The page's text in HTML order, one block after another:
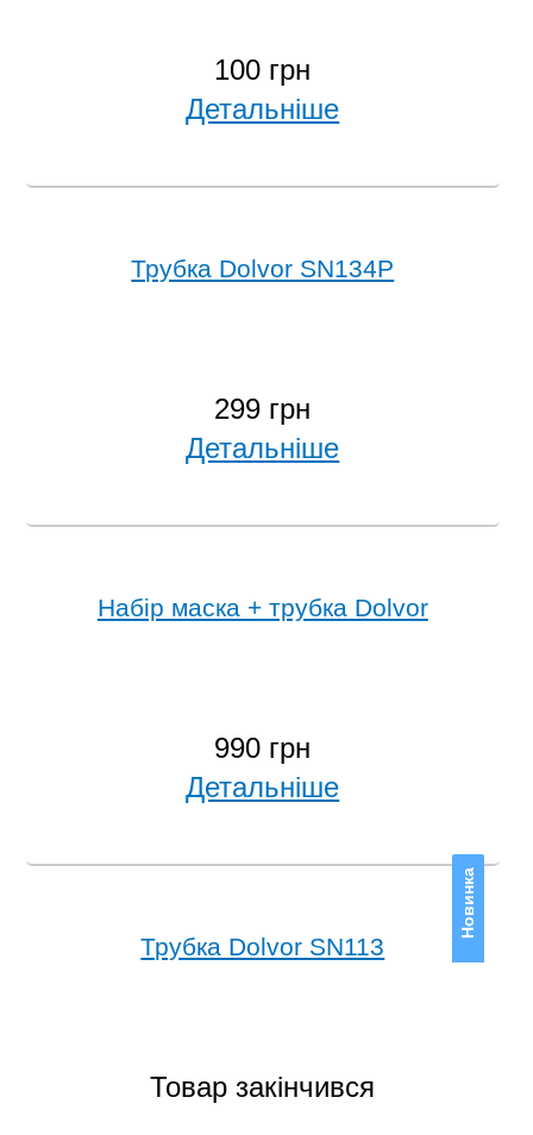
100 грн
Детальніше
Трубка Dolvor SN134P
299 грн
Детальніше
Новинка
Набір маска + трубка Dolvor
990 грн
Детальніше
Трубка Dolvor SN113
Товар закінчився